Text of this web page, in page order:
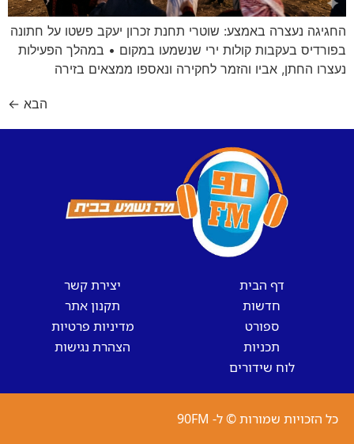
החגיגה נעצרה באמצע: שוטרי תחנת זכרון יעקב פשטו על חתונה
בפורדיס בעקבות קולות ירי שנשמעו במקום • במהלך הפעילות
נעצרו החתן, אביו והזמר לחקירה ונאספו ממצאים בזירה
הבא ←
דף הבית
חדשות
ספורט
תכניות
לוח שידורים
יצירת קשר
תקנון אתר
מדיניות פרטיות
הצהרת נגישות
כל הזכויות שמורות © ל- 90FM